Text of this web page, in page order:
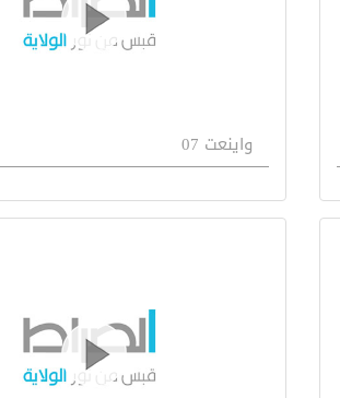
واينعت 07